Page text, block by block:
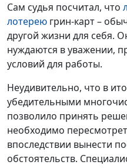
Сам судья посчитал, что
лотерею грин-карт –
другой жизни для себя.
нуждаются в уважении,
условий для работы.
Неудивительно, что в
убедительными
позволило принять
необходимо
впоследствии вынести
обстоятельств.